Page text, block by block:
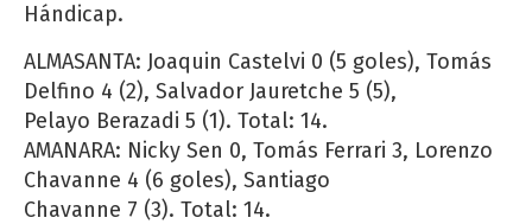
Hándicap.
ALMASANTA: Joaquin Castelvi 0 (5 goles), Tomás
Delfino 4 (2), Salvador Jauretche 5 (5),
Pelayo Berazadi 5 (1). Total: 14.
AMANARA: Nicky Sen 0, Tomás Ferrari 3, Lorenzo
Chavanne 4 (6 goles), Santiago
Chavanne 7 (3). Total: 14.